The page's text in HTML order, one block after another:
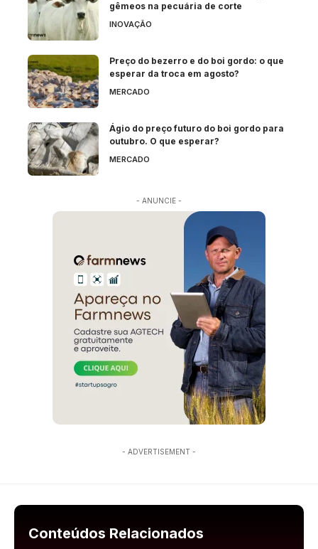
gêmeos na pecuária de corte
INOVAÇÃO
Preço do bezerro e do boi gordo: o que
esperar da troca em agosto?
MERCADO
Ágio do preço futuro do boi gordo para
outubro. O que esperar?
MERCADO
- ANUNCIE -
- ADVERTISEMENT -
Conteúdos Relacionados